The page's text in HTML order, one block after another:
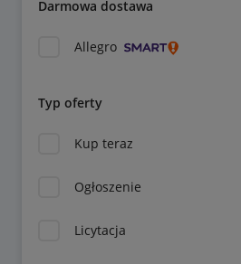
Darmowa dostawa
Allegro
Typ oferty
Kup teraz
Ogłoszenie
Licytacja